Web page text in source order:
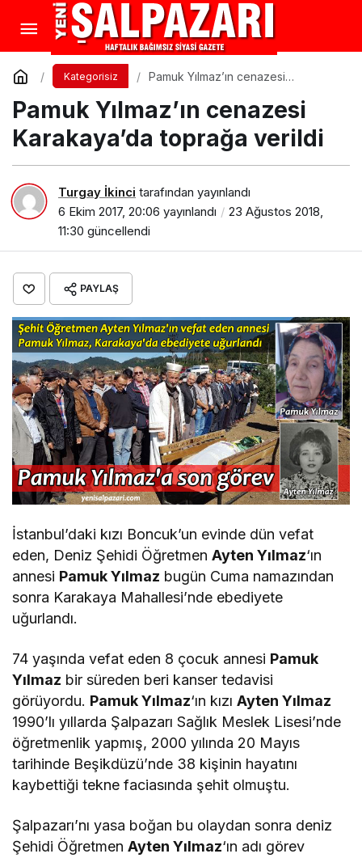
Kategorisiz
Pamuk Yılmaz’ın cenazesi
Pamuk Yılmaz’ın cenazesi
Karakaya’da toprağa verildi
Turgay İkinci tarafından yayınlandı
6 Ekim 2017, 20:06 yayınlandı
23 Ağustos 2018,
11:30 güncellendi
PAYLAŞ
İstanbul’daki kızı Boncuk’un evinde dün vefat
eden, Deniz Şehidi ÖğretmenAyten Yılmaz‘ın
annesi Pamuk Yılmaz bugün Cuma namazından
sonra Karakaya Mahallesi’nde ebediyete
uğurlandı.
74 yaşında vefat eden 8 çocuk annesi Pamuk
Yılmaz bir süreden beri kanser tedavisi
görüyordu. Pamuk Yılmaz‘ın kızıAyten Yılmaz
1990’lı yıllarda Şalpazarı Sağlık Meslek Lisesi’nde
öğretmenlik yapmış, 2000 yılında 20 Mayıs
tarihinde Beşikdüzü’nde 38 kişinin hayatını
kaybettiği tekne faciasında şehit olmuştu.
Şalpazarı’nı yasa boğan bu olaydan sonra deniz
Şehidi ÖğretmenAyten Yılmaz‘ın adı görev